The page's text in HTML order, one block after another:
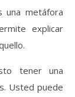
una metáfora
explicar
tener una
Usted puede